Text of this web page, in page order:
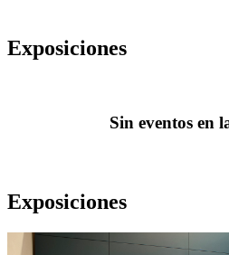
Exposiciones
Sin eventos en
Exposiciones